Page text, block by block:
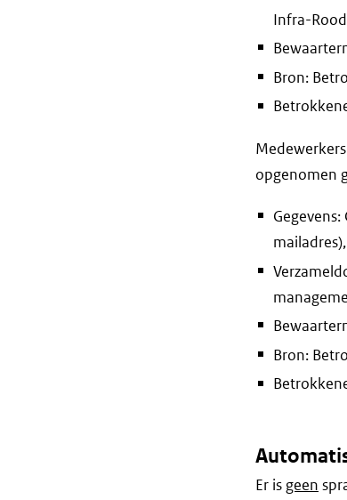
Infra-
Bron:
opgenomen
Bron:
Er is geen